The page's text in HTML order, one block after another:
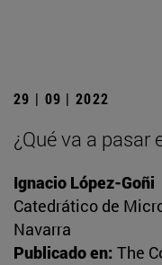
29 | 09 | 2022
¿Qué va a pasar
Ignacio López-Goñi
Catedrático de
Navarra
Publicado en: The